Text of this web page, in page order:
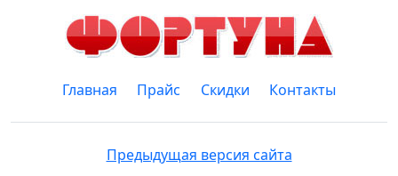
Главная Прайс Скидки Контакты
Предыдущая версия сайта